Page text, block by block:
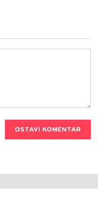
OSTAVI KOMENTAR